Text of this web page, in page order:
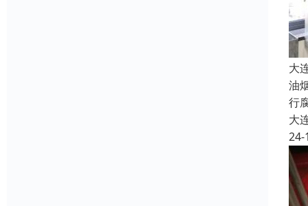
大
油
行
大
24-